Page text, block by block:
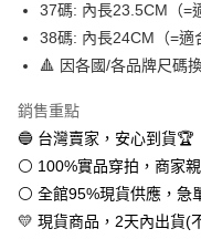
便利好安心！
１．簡單：不需註冊會員、
３．安心：先確認商品／服
【「AFTEE先享後付」結帳流
１．於結帳方式選擇「
結帳頁面，進行簡訊認證並
２．訂單成立數日內，您將收
３．收到繳費通知簡訊後14
ATM／網路銀行／等多元方
※ 請注意：結帳手續完成當
運送方式
全家取貨付款
每筆NT$60，滿NT$888(
付款後全家取貨
每筆NT$60，滿NT$888(
7-11取貨付款
37碼: 內長23.5CM（=
38碼: 內長24CM（=適
🔺 因各國/各品牌尺碼
銷售重點
🔵 台灣賣家，安心到貨🏆
⚪ 100%實品穿拍，商家
⚪ 全館95%現貨供應，急
💛 現貨商品，2天內出貨(